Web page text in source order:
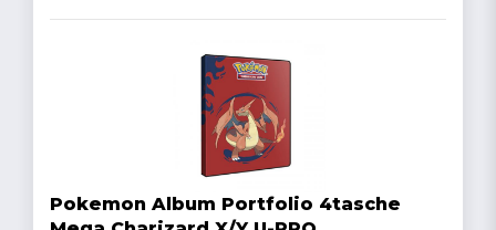
Pokemon Album Portfolio 4tasche